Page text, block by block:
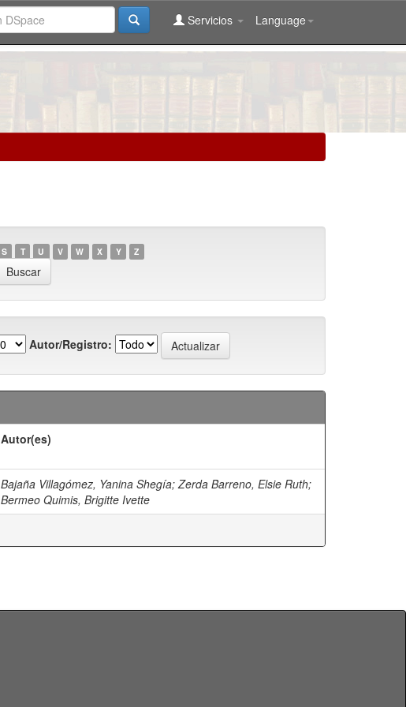
Language
Servicios
S T U V W X Y Z
Autor/Registro:
Autor(es)
Bajaña Villagómez, Yanina Shegía;Zerda Barreno, Elsie Ruth;
Bermeo Quimis, Brigitte Ivette